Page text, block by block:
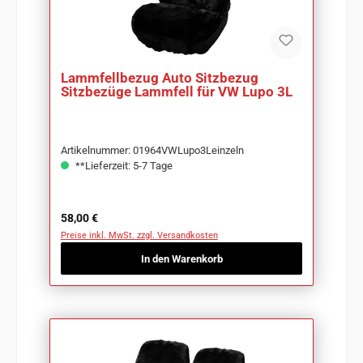
Lammfellbezug Auto Sitzbezug
Sitzbezüge Lammfell für VW Lupo 3L
Artikelnummer: 01964VWLupo3Leinzeln
**Lieferzeit: 5-7 Tage
Regulärer Preis:
58,00 €
Preise inkl. MwSt. zzgl. Versandkosten
In den Warenkorb